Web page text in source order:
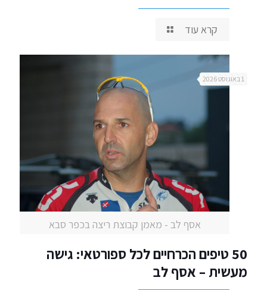
קרא עוד
אסף לב - מאמן קבוצת ריצה בכפר סבא
1 באוגוסט 2026
50 טיפים הכרחיים לכל ספורטאי: גישה
מעשית – אסף לב